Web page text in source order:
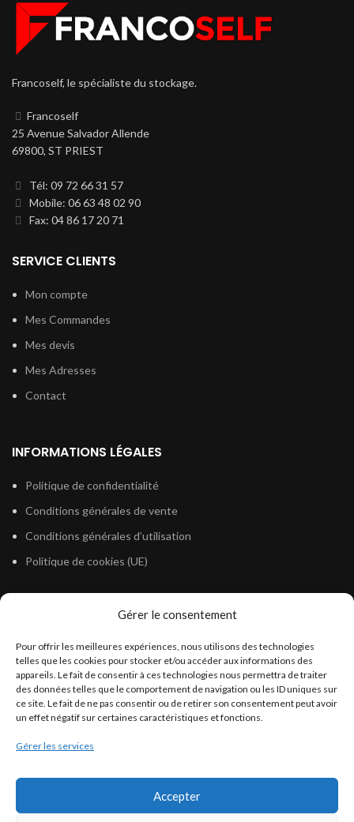
Gérer le consentement
Pour offrir les meilleures expériences, nous utilisons des technologies
telles que les cookies pour stocker et/ou accéder aux informations des
appareils. Le fait de consentir à ces technologies nous permettra de traiter
des données telles que le comportement de navigation ou les ID uniques sur
ce site. Le fait de ne pas consentir ou de retirer son consentement peut avoir
un effet négatif sur certaines caractéristiques et fonctions.
Gérer les services
Accepter
Francoself, le spécialiste du stockage.
Francoself
25 Avenue Salvador Allende
69800, ST PRIEST
Tél: 09 72 66 31 57
Mobile: 06 63 48 02 90
Fax: 04 86 17 20 71
SERVICE CLIENTS
Mon compte
Mes Commandes
Mes devis
Mes Adresses
Contact
INFORMATIONS LÉGALES
Politique de confidentialité
Conditions générales de vente
Conditions générales d’utilisation
Politique de cookies (UE)
Législation Gasoil Fioul GNR
Législation Essence
Législation Adblue
Législation Eau
Législation Lubrifiant
Législation Phytosanitaire